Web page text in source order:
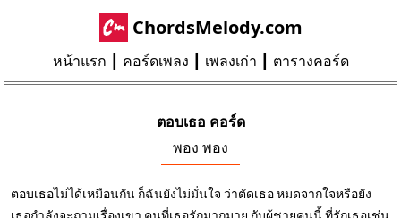
ChordsMelody.com
หน้าแรก คอร์ดเพลง เพลงเก่า ตารางคอร์ด
ตอบเธอ คอร์ด
พอง พอง
ตอบเธอไม่ได้เหมือนกัน ก็ฉันยังไม่มั่นใจ ว่าตัดเธอ หมดจากใจหรือยัง